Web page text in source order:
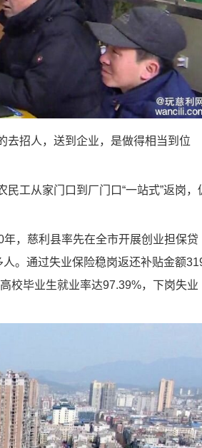
招人，送到企业，是做得相当到位
工从家门口到厂门口“一站式”返岗，
，慈利县率先在全市开展创业担保贷
。通过失业保险稳岗返还补贴金额
校毕业生就业率达97.39%，下岗失业